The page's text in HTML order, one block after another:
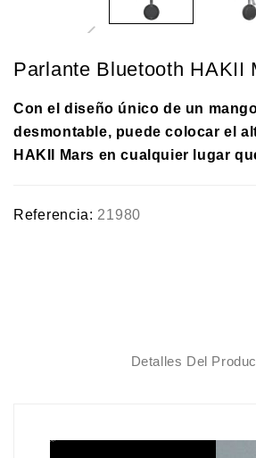
Parlante Bluetooth HAKII
Con el diseño único de un
desmontable, puede colocar el
HAKII Mars en cualquier lugar
Referencia: 21980
Detalles Del